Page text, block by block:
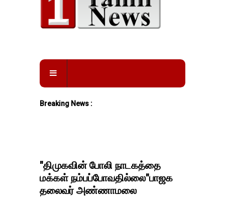
Breaking News :
"திமுகவின் போலி நாடகத்தை
மக்கள் நம்பப்போவதில்லை"பாஜக
தலைவர் அண்ணாமலை